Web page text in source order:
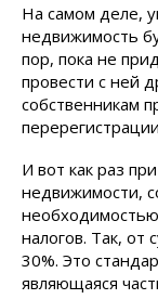
На самом деле,
недвижимость
пор, пока не
провести с ней
собственникам
И вот как раз
недвижимости,
налогов. Так, от
30%. Это
являющаяся